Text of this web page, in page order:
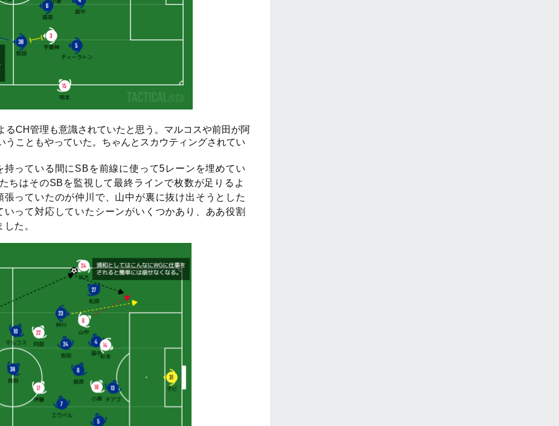
るCH管理も意識されていたと思う。マルコスや前田が阿
こともやっていた。ちゃんとスカウティングされてい
っている間にSBを前線に使って5レーンを埋めてい
ちはそのSBを監視して最終ラインで枚数が足りるよ
っていたのが仲川で、山中が裏に抜け出そうとした
って対応していたシーンがいくつかあり、ああ役割
た。